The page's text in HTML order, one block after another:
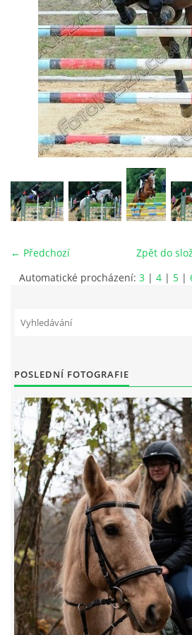
VIDEA
ODKAZY
NOVÝ PŘEKÁŽKOVÝ MATERIÁL
CENÍK SLUŽEB
PŘISPĚVEK ČUS KARVINA -PODPORA
MORAVSKOSLEZSKÉM KRAJI
NÁHRADNÍ TERMÍN BRIGÁDY PRO TY
NEDOSTAVILI NA PODZIMNÍ
JARNÍ BRIGÁDA 20.5.2023
DNE 17.11.2023 KROUŽEK
DĚKUJEME MĚSTU RYCHVALD ZA
NABÍZÍME BRIGÁDU U NÁS VE STÁJI.
VOLEJTE 604265192
DĚKUJEME ZA PODPORU ČESKÉ UNIÍ
JARNÍ BRIGÁDA 20.4 2024
← Předchozí
Zpět do
Automatické procházení: 3 | 4 | 5 |
POSLEDNÍ FOTOGRAFIE